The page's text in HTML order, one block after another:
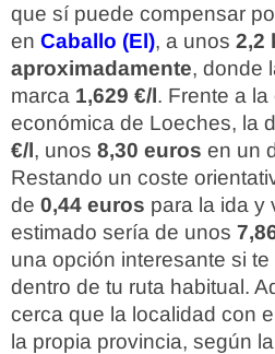
que sí puede compensar
en Caballo (El), a unos 2,2
aproximadamente, donde
marca 1,629 €/l. Frente a
económica de Loeches, la
€/l, unos 8,30 euros en un
Restando un coste
de 0,44 euros para la ida y
estimado sería de unos
una opción interesante si
dentro de tu ruta habitual.
cerca que la localidad con
la propia provincia, según